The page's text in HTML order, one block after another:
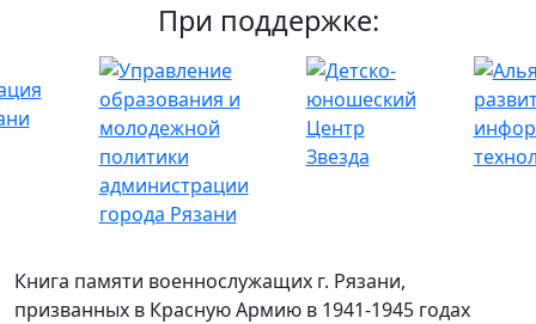
При поддержке:
Книга памяти военнослужащих г. Рязани,
призванных в Красную Армию в 1941-1945 годах